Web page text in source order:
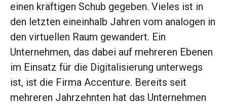
einen kräftigen Schub ­gegeben. Vieles ist in
den letzten eineinhalb Jahren vom analogen in
den virtuellen Raum gewandert. Ein
Unternehmen, das dabei auf mehreren Ebenen
im Einsatz für die Digitalisierung unterwegs
ist, ist die Firma Accenture. Bereits seit
mehreren Jahrzehnten hat das Unternehmen